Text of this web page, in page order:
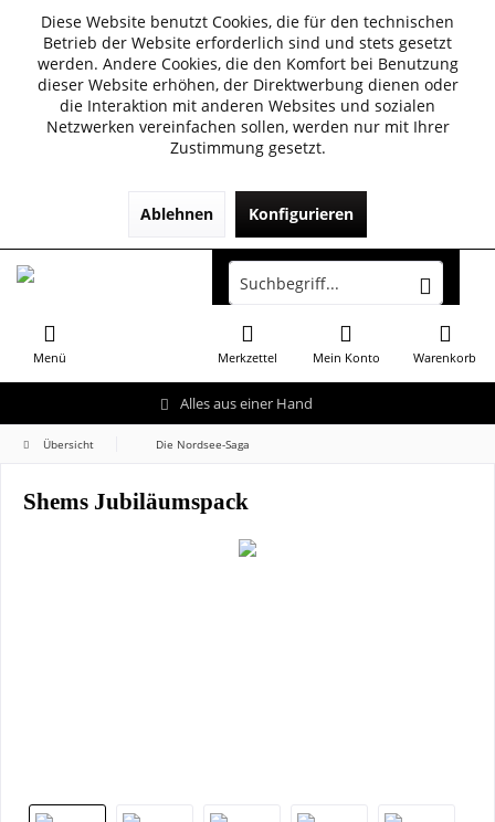
Diese Website benutzt Cookies, die für den technischen
Betrieb der Website erforderlich sind und stets gesetzt
werden. Andere Cookies, die den Komfort bei Benutzung
dieser Website erhöhen, der Direktwerbung dienen oder
die Interaktion mit anderen Websites und sozialen
Netzwerken vereinfachen sollen, werden nur mit Ihrer
Zustimmung gesetzt.
Ablehnen Konfigurieren
Alles aus einer Hand
Menü Warenkorb
Merkzettel Mein Konto
Übersicht Die Nordsee-Saga
Shems Jubiläumspack